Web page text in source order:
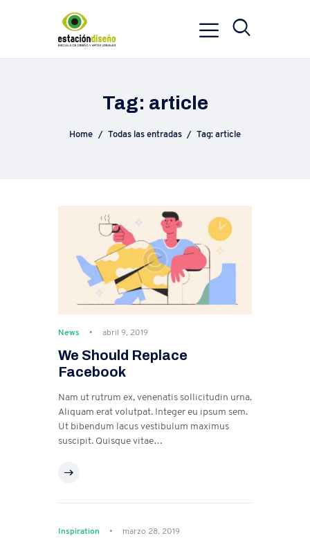
Tag: article
Home Todas las entradas Tag: article
News abril 9, 2019
We Should Replace
Facebook
Nam ut rutrum ex, venenatis sollicitudin urna.
Aliquam erat volutpat. Integer eu ipsum sem.
Ut bibendum lacus vestibulum maximus
suscipit. Quisque vitae…
Inspiration marzo 28, 2019